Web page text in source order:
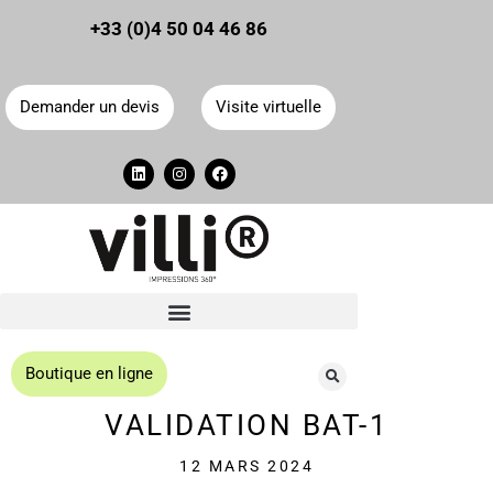
Panneau de gestion des cookies
+33 (0)4 50 04 46 86
Demander un devis Visite virtuelle
Boutique en ligne
VALIDATION BAT-1
12 MARS 2024